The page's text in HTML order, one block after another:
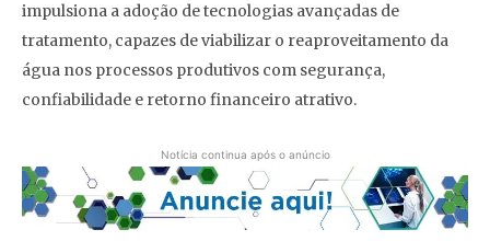
impulsiona a adoção de tecnologias avançadas de
tratamento, capazes de viabilizar o reaproveitamento da
água nos processos produtivos com segurança,
confiabilidade e retorno financeiro atrativo.
Notícia continua após o anúncio